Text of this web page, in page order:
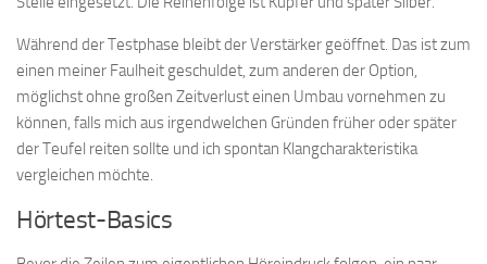
Während der Testphase bleibt der Verstärker geöffnet. Das ist zum
einen meiner Faulheit geschuldet, zum anderen der Option,
möglichst ohne großen Zeitverlust einen Umbau vornehmen zu
können, falls mich aus irgendwelchen Gründen früher oder später
der Teufel reiten sollte und ich spontan Klangcharakteristika
vergleichen möchte.
Hörtest-Basics